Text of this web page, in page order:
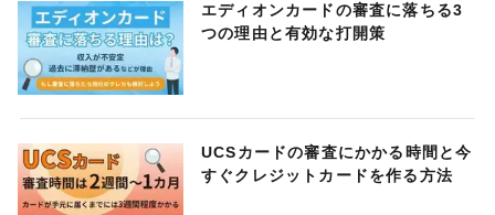
エディオンカードの審査に落ちる3
つの理由と有効な打開策
UCSカードの審査にかかる時間と今
すぐクレジットカードを作る方法